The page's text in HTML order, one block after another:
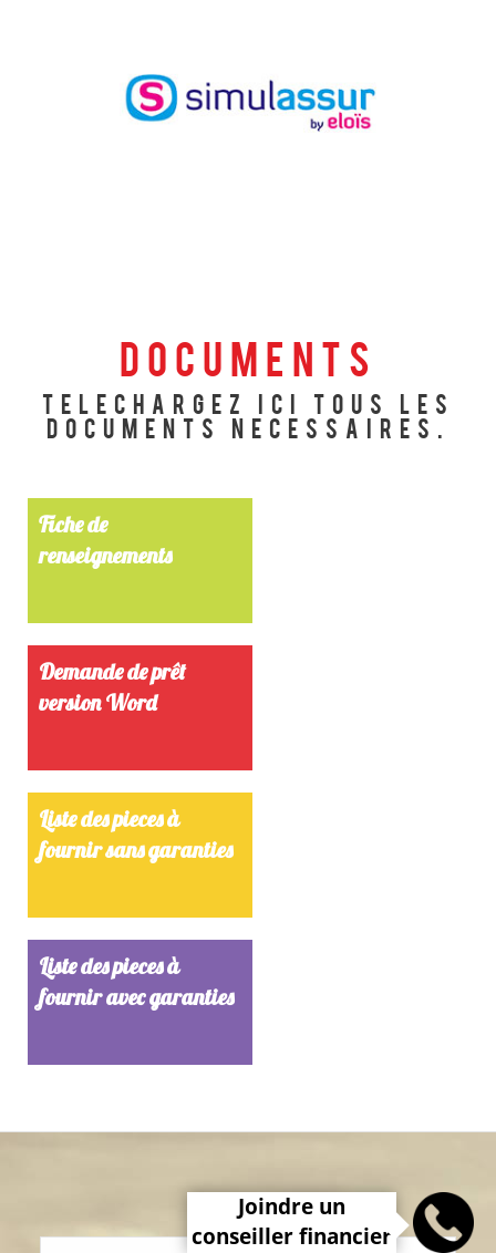
Documents
telechargez ici tous les
documents necessaires.
Fiche de
renseignements
Demande de prêt
version Word
Liste des pieces à
fournir sans garanties
Liste des pieces à
fournir avec garanties
Joindre un
conseiller financier